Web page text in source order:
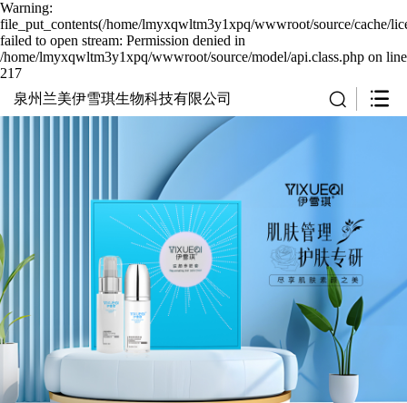
Warning:
file_put_contents(/home/lmyxqwltm3y1xpq/wwwroot/source/cache/
failed to open stream: Permission denied in
/home/lmyxqwltm3y1xpq/wwwroot/source/model/api.class.php on line
217
泉州兰美伊雪琪生物科技有限公司